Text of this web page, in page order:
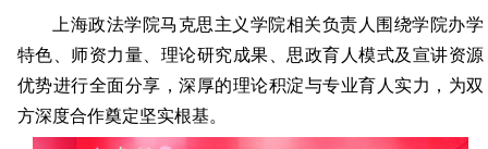
上海政法学院马克思主义学院相关负责人围绕学院办学
特色、师资力量、理论研究成果、思政育人模式及宣讲资源
优势进行全面分享，深厚的理论积淀与专业育人实力，为双
方深度合作奠定坚实根基。